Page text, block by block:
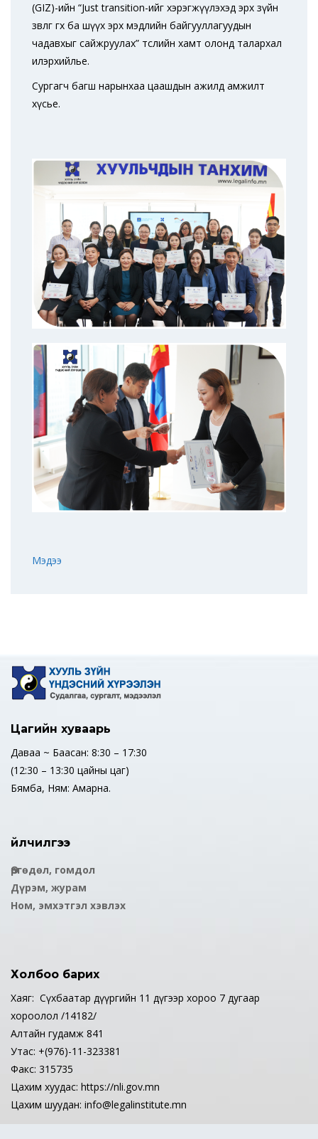
(GIZ)-ийн “Just transition-ийг хэрэгжүүлэхэд эрх зүйн
зөвлөгөө өгөх ба шүүх эрх мэдлийн байгууллагуудын
чадавхыг сайжруулах” төслийн хамт олонд талархал
илэрхийлье.
Сургагч багш нарынхаа цаашдын ажилд амжилт
хүсье.
Мэдээ
Цагийн хуваарь
Даваа ~ Баасан: 8:30 – 17:30
(12:30 – 13:30 цайны цаг)
Бямба, Ням: Амарна.
Үйлчилгээ
Өргөдөл, гомдол
Дүрэм, журам
Ном, эмхэтгэл хэвлэх
Холбоо барих
Хаяг: Сүхбаатар дүүргийн 11 дүгээр хороо 7 дугаар
хороолол /14182/
Алтайн гудамж 841
Утас: +(976)-11-323381
Факс: 315735
Цахим хуудас: https://nli.gov.mn
Цахим шуудан: info@legalinstitute.mn